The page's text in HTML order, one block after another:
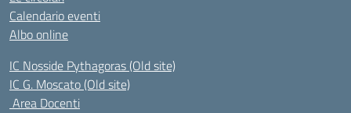
Calendario eventi
Albo online
IC Nosside Pythagoras (Old site)
IC G. Moscato (Old site)
Area Docenti